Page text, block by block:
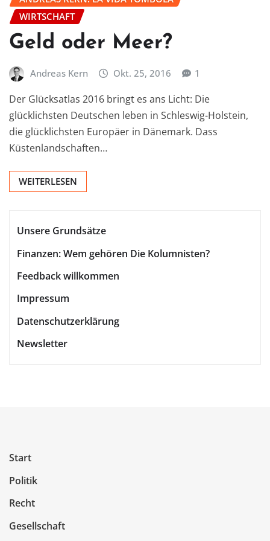
WIRTSCHAFT
Geld oder Meer?
Andreas Kern Okt. 25, 2016 1
Der Glücksatlas 2016 bringt es ans Licht: Die
glücklichsten Deutschen leben in Schleswig-Holstein,
die glücklichsten Europäer in Dänemark. Dass
Küstenlandschaften…
WEITERLESEN
Unsere Grundsätze
Finanzen: Wem gehören Die Kolumnisten?
Feedback willkommen
Impressum
Datenschutzerklärung
Newsletter
Start
Politik
Recht
Gesellschaft